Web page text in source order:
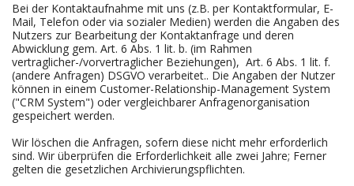
Bei der Kontaktaufnahme mit uns (z.B. per Kontaktformular, E-
Mail, Telefon oder via sozialer Medien) werden die Angaben des
Nutzers zur Bearbeitung der Kontaktanfrage und deren
Abwicklung gem. Art. 6 Abs. 1 lit. b. (im Rahmen
vertraglicher-/vorvertraglicher Beziehungen), Art. 6 Abs. 1 lit. f.
(andere Anfragen) DSGVO verarbeitet.. Die Angaben der Nutzer
können in einem Customer-Relationship-Management System
("CRM System") oder vergleichbarer Anfragenorganisation
gespeichert werden.
Wir löschen die Anfragen, sofern diese nicht mehr erforderlich
sind. Wir überprüfen die Erforderlichkeit alle zwei Jahre; Ferner
gelten die gesetzlichen Archivierungspflichten.